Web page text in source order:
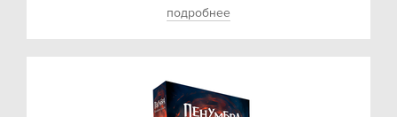
подробнее